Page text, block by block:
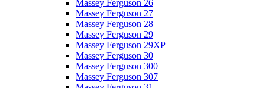
Massey Ferguson 26
Massey Ferguson 27
Massey Ferguson 28
Massey Ferguson 29
Massey Ferguson 29XP
Massey Ferguson 30
Massey Ferguson 300
Massey Ferguson 307